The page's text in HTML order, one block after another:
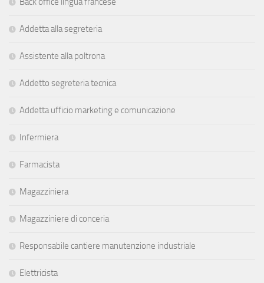
Addetta alla segreteria
Assistente alla poltrona
Addetto segreteria tecnica
Addetta ufficio marketing e comunicazione
Infermiera
Farmacista
Magazziniera
Magazziniere di conceria
Responsabile cantiere manutenzione industriale
Elettricista